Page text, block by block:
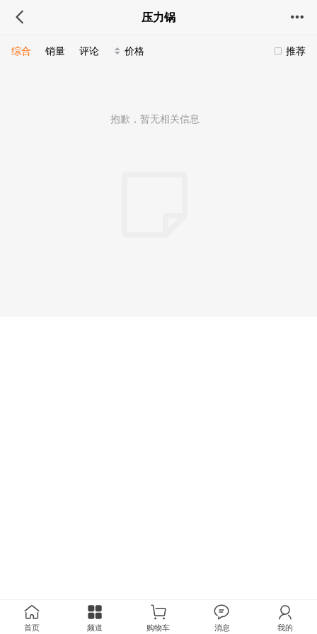
压力锅
推荐
综合 销量 评论 价格
抱歉，暂无相关信息
首页 频道 购物车 消息 我的